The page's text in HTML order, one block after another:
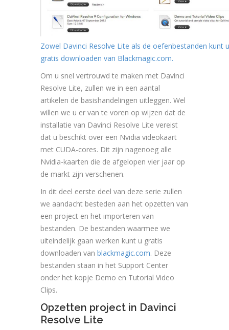
Zowel Davinci Resolve Lite als de oefenbestanden kunt u
gratis downloaden van Blackmagic.com.
Om u snel vertrouwd te maken met Davinci
Resolve Lite, zullen we in een aantal
artikelen de basishandelingen uitleggen. Wel
willen we u er van te voren op wijzen dat de
installatie van Davinci Resolve Lite vereist
dat u beschikt over een Nvidia videokaart
met CUDA-cores. Dit zijn nagenoeg alle
Nvidia-kaarten die de afgelopen vier jaar op
de markt zijn verschenen.
In dit deel eerste deel van deze serie zullen
we aandacht besteden aan het opzetten van
een project en het importeren van
bestanden. De bestanden waarmee we
uiteindelijk gaan werken kunt u gratis
downloaden van blackmagic.com. Deze
bestanden staan in het Support Center
onder het kopje Demo en Tutorial Video
Clips.
Opzetten project in Davinci
Resolve Lite